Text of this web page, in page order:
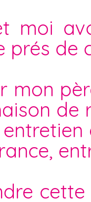
moi
prés de
mon
de